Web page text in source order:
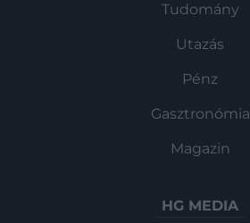
Tudomány
Utazás
Pénz
Gasztronómia
Magazin
HG MEDIA